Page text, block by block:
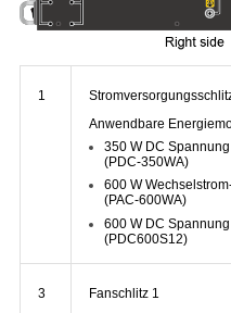
1
Anwendbare
350 W DC Spannung
(PDC-350WA)
600 W
(PAC-600WA)
600 W DC
(PDC600S12)
3
Fanschlitz 1